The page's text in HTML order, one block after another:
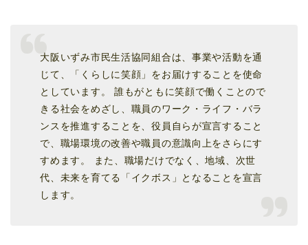
大阪いずみ市民生活協同組合は、事業や活動を通
じて、「くらしに笑顔」をお届けすることを使命
としています。 誰もがともに笑顔で働くことので
きる社会をめざし、職員のワーク・ライフ・バラ
ンスを推進することを、役員自らが宣言すること
で、職場環境の改善や職員の意識向上をさらにす
すめます。 また、職場だけでなく、地域、次世
代、未来を育てる「イクボス」となることを宣言
します。